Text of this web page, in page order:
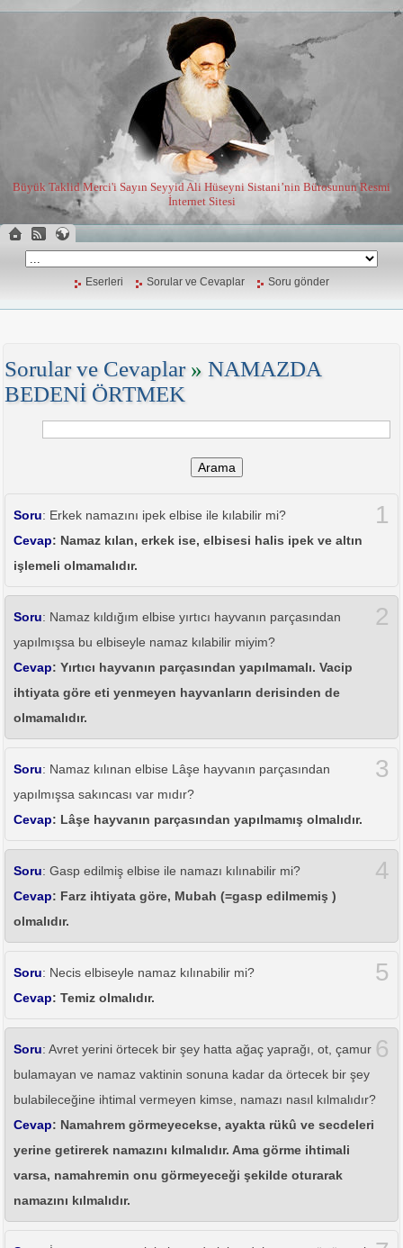
Büyük Taklid Merci'i Sayın Seyyid Ali Hüseyni Sistani’nin Bürosunun Resmi
İnternet Sitesi
Eserleri Sorular ve Cevaplar Soru gönder
Sorular ve Cevaplar» NAMAZDA
BEDENİ ÖRTMEK
Arama
1
Soru: Erkek namazını ipek elbise ile kılabilir mi?
Cevap: Namaz kılan, erkek ise, elbisesi halis ipek ve altın
işlemeli olmamalıdır.
2
Soru: Namaz kıldığım elbise yırtıcı hayvanın parçasından
yapılmışsa bu elbiseyle namaz kılabilir miyim?
Cevap: Yırtıcı hayvanın parçasından yapılmamalı. Vacip
ihtiyata göre eti yenmeyen hayvanların derisinden de
olmamalıdır.
3
Soru: Namaz kılınan elbise Lâşe hayvanın parçasından
yapılmışsa sakıncası var mıdır?
Cevap: Lâşe hayvanın parçasından yapılmamış olmalıdır.
4
Soru: Gasp edilmiş elbise ile namazı kılınabilir mi?
Cevap: Farz ihtiyata göre, Mubah (=gasp edilmemiş )
olmalıdır.
5
Soru: Necis elbiseyle namaz kılınabilir mi?
Cevap: Temiz olmalıdır.
6
Soru: Avret yerini örtecek bir şey hatta ağaç yaprağı, ot, çamur
bulamayan ve namaz vaktinin sonuna kadar da örtecek bir şey
bulabileceğine ihtimal vermeyen kimse, namazı nasıl kılmalıdır?
Cevap: Namahrem görmeyecekse, ayakta rükû ve secdeleri
yerine getirerek namazını kılmalıdır. Ama görme ihtimali
varsa, namahremin onu görmeyeceği şekilde oturarak
namazını kılmalıdır.